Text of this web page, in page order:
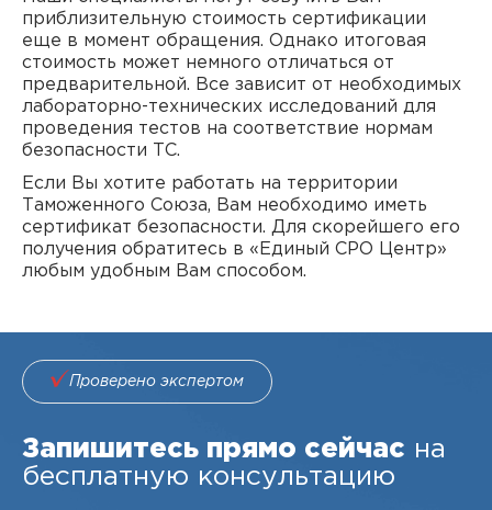
приблизительную стоимость сертификации
еще в момент обращения. Однако итоговая
стоимость может немного отличаться от
предварительной. Все зависит от необходимых
лабораторно-технических исследований для
проведения тестов на соответствие нормам
безопасности ТС.
Если Вы хотите работать на территории
Таможенного Союза, Вам необходимо иметь
сертификат безопасности. Для скорейшего его
получения обратитесь в «Единый СРО Центр»
любым удобным Вам способом.
Проверено экспертом
Запишитесь прямо сейчас на
бесплатную консультацию